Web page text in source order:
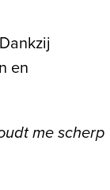
en
me scherp